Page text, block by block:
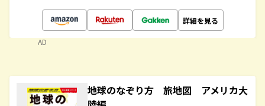
詳細を見る
AD
地球のなぞり方 旅地図 アメリカ大